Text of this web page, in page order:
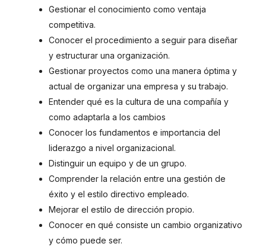
Gestionar el conocimiento como ventaja
competitiva.
Conocer el procedimiento a seguir para diseñar
y estructurar una organización.
Gestionar proyectos como una manera óptima y
actual de organizar una empresa y su trabajo.
Entender qué es la cultura de una compañía y
como adaptarla a los cambios
Conocer los fundamentos e importancia del
liderazgo a nivel organizacional.
Distinguir un equipo y de un grupo.
Comprender la relación entre una gestión de
éxito y el estilo directivo empleado.
Mejorar el estilo de dirección propio.
Conocer en qué consiste un cambio organizativo
y cómo puede ser.